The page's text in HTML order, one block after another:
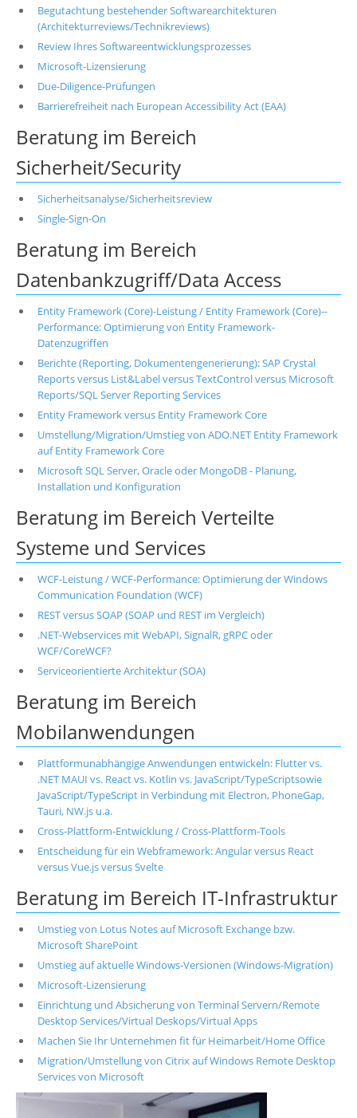
Begutachtung bestehender Softwarearchitekturen
(Architekturreviews/Technikreviews)
Review Ihres Softwareentwicklungsprozesses
Microsoft-Lizensierung
Due-Diligence-Prüfungen
Barrierefreiheit nach European Accessibility Act (EAA)
Beratung im Bereich
Sicherheit/Security
Sicherheitsanalyse/Sicherheitsreview
Single-Sign-On
Beratung im Bereich
Datenbankzugriff/Data Access
Entity Framework (Core)-Leistung / Entity Framework (Core)--
Performance: Optimierung von Entity Framework-
Datenzugriffen
Berichte (Reporting, Dokumentengenerierung): SAP Crystal
Reports versus List&Label versus TextControl versus Microsoft
Reports/SQL Server Reporting Services
Entity Framework versus Entity Framework Core
Umstellung/Migration/Umstieg von ADO.NET Entity Framework
auf Entity Framework Core
Microsoft SQL Server, Oracle oder MongoDB - Planung,
Installation und Konfiguration
Beratung im Bereich Verteilte
Systeme und Services
WCF-Leistung / WCF-Performance: Optimierung der Windows
Communication Foundation (WCF)
REST versus SOAP (SOAP und REST im Vergleich)
.NET-Webservices mit WebAPI, SignalR, gRPC oder
WCF/CoreWCF?
Serviceorientierte Architektur (SOA)
Beratung im Bereich
Mobilanwendungen
Plattformunabhängige Anwendungen entwickeln: Flutter vs.
.NET MAUI vs. React vs. Kotlin vs. JavaScript/TypeScriptsowie
JavaScript/TypeScript in Verbindung mit Electron, PhoneGap,
Tauri, NW.js u.a.
Cross-Plattform-Entwicklung / Cross-Plattform-Tools
Entscheidung für ein Webframework: Angular versus React
versus Vue.js versus Svelte
Beratung im Bereich IT-Infrastruktur
Umstieg von Lotus Notes auf Microsoft Exchange bzw.
Microsoft SharePoint
Umstieg auf aktuelle Windows-Versionen (Windows-Migration)
Microsoft-Lizensierung
Einrichtung und Absicherung von Terminal Servern/Remote
Desktop Services/Virtual Deskops/Virtual Apps
Machen Sie Ihr Unternehmen fit für Heimarbeit/Home Office
Migration/Umstellung von Citrix auf Windows Remote Desktop
Services von Microsoft